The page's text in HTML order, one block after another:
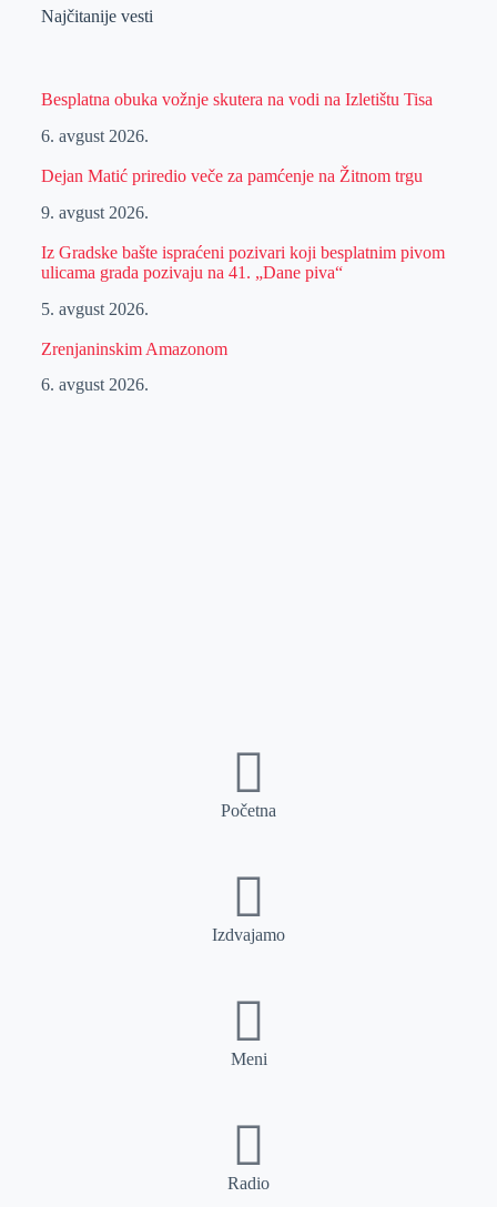
Najčitanije vesti
Besplatna obuka vožnje skutera na vodi na Izletištu Tisa
6. avgust 2026.
Dejan Matić priredio veče za pamćenje na Žitnom trgu
9. avgust 2026.
Iz Gradske bašte ispraćeni pozivari koji besplatnim pivom
ulicama grada pozivaju na 41. „Dane piva“
5. avgust 2026.
Zrenjaninskim Amazonom
6. avgust 2026.
Početna
Izdvajamo
Meni
Radio